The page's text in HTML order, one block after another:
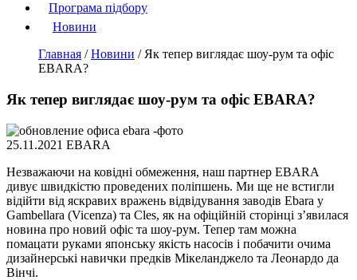
Програма підбору
Новини
Главная /Новини /Як тепер виглядає шоу-рум та офіс
EBARA?
Як тепер виглядає шоу-рум та офіс EBARA?
25.11.2021 EBARA
Незважаючи на ковідні обмеження, наш партнер EBARA
дивує швидкістю проведених поліпшень. Ми ще не встигли
відійти від яскравих вражень відвідування заводів Ebara у
Gambellara (Vicenza) та Cles, як на офіційній сторінці з’явилася
новина про новий офіс та шоу-рум. Тепер там можна
помацати руками японську якість насосів і побачити очима
дизайнерські навички предків Мікеланджело та Леонардо да
Вінчі.